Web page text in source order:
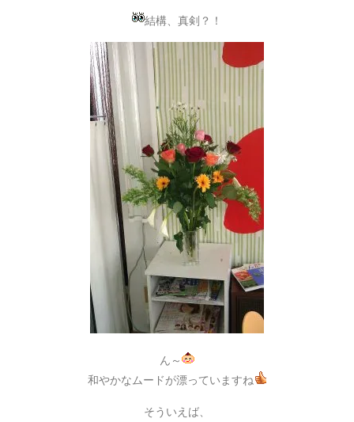
結構、真剣？！
ん～
和やかなムードが漂っていますね
そういえば、